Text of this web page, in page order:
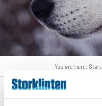
You are here: Start